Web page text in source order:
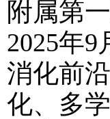
附属第
2025年
消化前
化、多